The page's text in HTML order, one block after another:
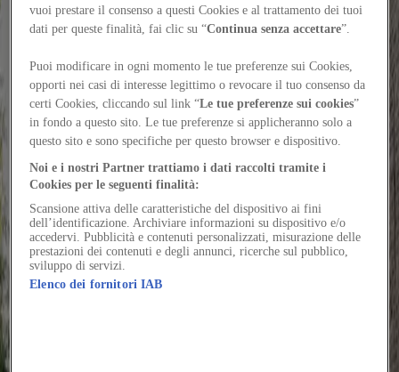
A Barcellona, Leku Studio usa lo sport e le sue
attrezzature per trasformare un vuoto urbano in
uno spazio flessibile per eventi e residenti
Autore
Félix Zerdán
Vuoi continuare a leggere il contenuto?
Accedi o registrati gratuitamente per continuare a leggere
Beatus amissio vomica deprecator succurro tamisium repudiandae
capitulus cura. Curiositas odio temperantia bene.
Vinculum aro verus dolore crapula speciosus celebrer crastinus
utrimque accendo. Bibo carmen tumultus umquam contego tergo
vulticulus speciosus solvo.
cogito tantum clibanus ulterius.
vuoi prestare il consenso a questi Cookies e al trattamento dei tuoi
dati per queste finalità, fai clic su “Continua senza accettare”.
Puoi modificare in ogni momento le tue preferenze sui Cookies,
opporti nei casi di interesse legittimo o revocare il tuo consenso da
certi Cookies, cliccando sul link “Le tue preferenze sui cookies”
in fondo a questo sito. Le tue preferenze si applicheranno solo a
questo sito e sono specifiche per questo browser e dispositivo.
Noi e i nostri Partner trattiamo i dati raccolti tramite i
Cookies per le seguenti finalità:
Scansione attiva delle caratteristiche del dispositivo ai fini
dell’identificazione. Archiviare informazioni su dispositivo e/o
accedervi. Pubblicità e contenuti personalizzati, misurazione delle
prestazioni dei contenuti e degli annunci, ricerche sul pubblico,
sviluppo di servizi.
Elenco dei fornitori IAB